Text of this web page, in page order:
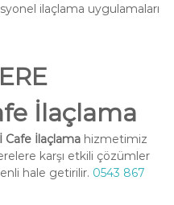
ilaçlama uygulamaları
İlaçlama
Cafe İlaçlamahizmetimiz
karşı etkili çözümler
hale getirilir. 0543 867